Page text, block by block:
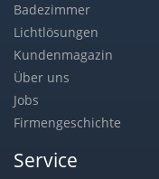
Badezimmer
Lichtlösungen
Kundenmagazin
Über uns
Jobs
Firmengeschichte
Service